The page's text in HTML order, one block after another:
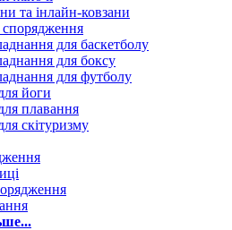
та інлайн-ковзани
для баскетболу
для боксу
для футболу
йоги
плавання
скітуризму